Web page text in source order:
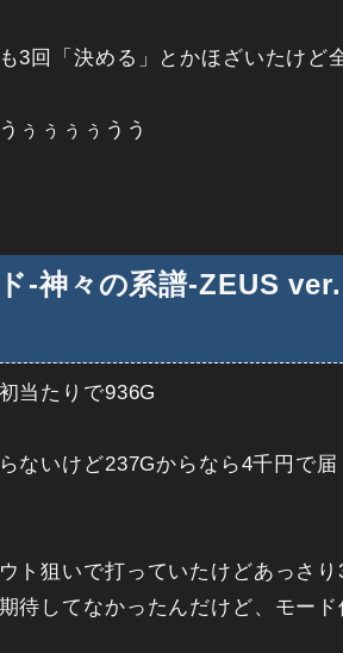
3回「決める」とかほざいたけど
ぅぅぅぅうう
-神々の系譜-ZEUS ver.
当たりで936G
ないけど237Gからなら4千円で
ト狙いで打っていたけどあっさり
待してなかったんだけど、モー